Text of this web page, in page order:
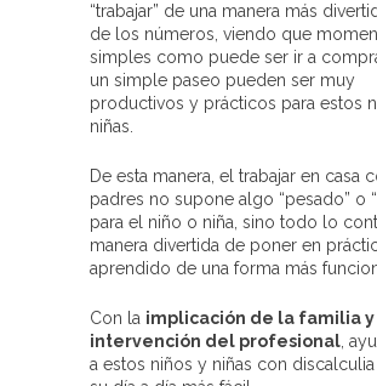
“trabajar” de una manera más
de los números, viendo que
simples como puede ser ir a
un simple paseo pueden ser muy
productivos y prácticos para estos
niñas.
De esta manera, el trabajar en casa
padres no supone algo “pesado” o
para el niño o niña, sino todo lo
manera divertida de poner en
aprendido de una forma más
Con la implicación de la familia
intervención del profesional ,
a estos niños y niñas con